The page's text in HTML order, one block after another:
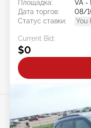
Площадка:
VA -
Дата торгов:
08/
Статус ставки:
You
Current Bid:
$0